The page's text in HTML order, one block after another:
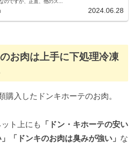
2024.06.28
お肉は上手に下処理冷凍
購入したドンキホーテのお肉。
ト上にも
「ドン・キホーテの安い
「ドンキのお肉は臭みが強い」 な